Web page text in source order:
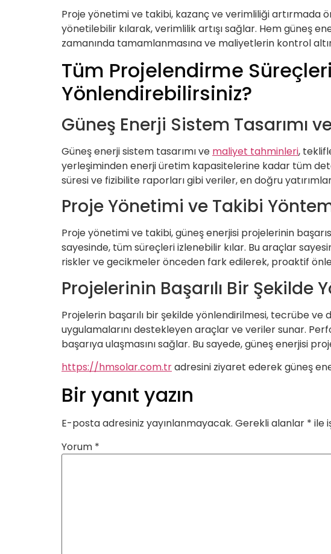
Proje yönetimi ve takibi, kazanç ve verimliliği artırmada
yönetilebilir kılarak, verimlilik artışı sağlar. Hem güneş
zamanında tamamlanmasına ve maliyetlerin kontrol
Tüm Projelendirme
Yönlendirebilirsiniz?
Güneş Enerji Sistem Tasarımı
Güneş enerji sistem tasarımı ve maliyet tahminleri,
yerleşiminden enerji üretim kapasitelerine kadar tüm
süresi ve fizibilite raporları gibi veriler, en doğru
Proje Yönetimi ve Takibi
Proje yönetimi ve takibi, güneş enerjisi projelerinin
sayesinde, tüm süreçleri izlenebilir kılar. Bu araçlar
riskler ve gecikmeler önceden fark edilerek, proaktif
Projelerinin Başarılı Bir
Projelerin başarılı bir şekilde yönlendirilmesi, tecrübe ve
uygulamalarını destekleyen araçlar ve veriler sunar.
başarıya ulaşmasını sağlar. Bu sayede, güneş enerjisi
https://hmsolar.com.tradresini ziyaret ederek güneş
Bir yanıt yazın
E-posta adresiniz yayınlanmayacak. Gerekli alanlar * ile
Yorum *